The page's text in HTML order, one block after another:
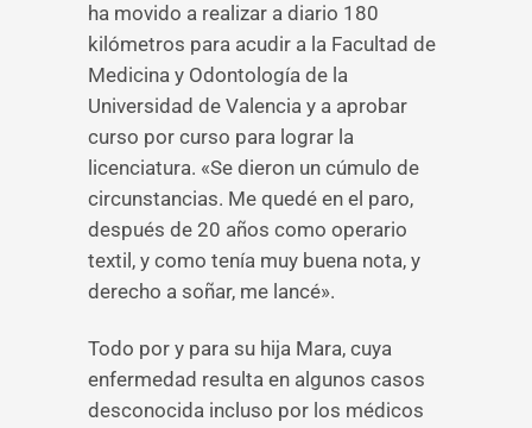
ha movido a realizar a diario 180
kilómetros para acudir a la Facultad de
Medicina y Odontología de la
Universidad de Valencia y a aprobar
curso por curso para lograr la
licenciatura. «Se dieron un cúmulo de
circunstancias. Me quedé en el paro,
después de 20 años como operario
textil, y como tenía muy buena nota, y
derecho a soñar, me lancé».
Todo por y para su hija Mara, cuya
enfermedad resulta en algunos casos
desconocida incluso por los médicos